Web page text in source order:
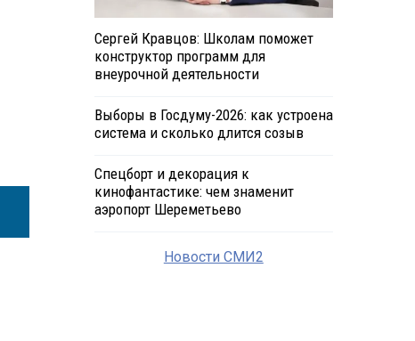
Сергей Кравцов: Школам поможет
конструктор программ для
внеурочной деятельности
Выборы в Госдуму-2026: как устроена
система и сколько длится созыв
Спецборт и декорация к
кинофантастике: чем знаменит
аэропорт Шереметьево
Новости СМИ2